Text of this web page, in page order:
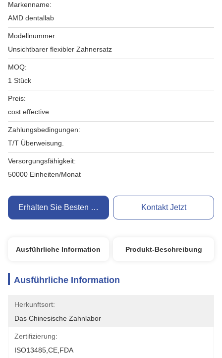
Markenname:
AMD dentallab
Modellnummer:
Unsichtbarer flexibler Zahnersatz
MOQ:
1 Stück
Preis:
cost effective
Zahlungsbedingungen:
T/T Überweisung.
Versorgungsfähigkeit:
50000 Einheiten/Monat
Erhalten Sie Besten Preis Kontakt Jetzt
Ausführliche Information Produkt-Beschreibung
Ausführliche Information
Herkunftsort:
Das Chinesische Zahnlabor
Zertifizierung:
ISO13485,CE,FDA